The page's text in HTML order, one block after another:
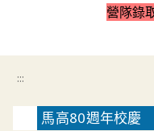
營隊錄
:::
馬高80週年校慶